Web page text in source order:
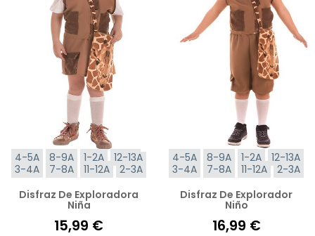
4-5A 8-9A 1-2A
12-13A
3-4A
7-8A 11-12A
2-3A
Disfraz De Exploradora
Niña
15,99 €
4-5A 8-9A 1-2A
12-13A
3-4A
7-8A 11-12A
2-3A
Disfraz De Explorador
Niño
16,99 €